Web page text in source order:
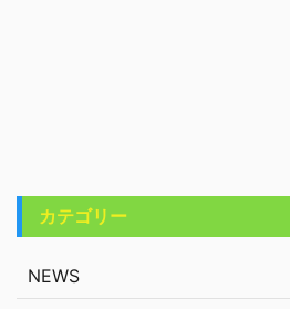
カテゴリー
NEWS